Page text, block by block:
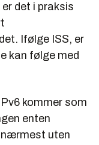
det i praksis
Ifølge ISS, er
kan følge med
kommer som
enten
uten